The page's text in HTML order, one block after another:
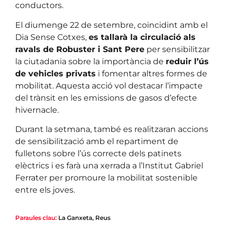
conductors.
El diumenge 22 de setembre, coincidint amb el
Dia Sense Cotxes, es tallarà la circulació als
ravals de Robuster i Sant Pere per sensibilitzar
la ciutadania sobre la importància de reduir l’ús
de vehicles privats i fomentar altres formes de
mobilitat. Aquesta acció vol destacar l’impacte
del trànsit en les emissions de gasos d’efecte
hivernacle.
Durant la setmana, també es realitzaran accions
de sensibilització amb el repartiment de
fulletons sobre l’ús correcte dels patinets
elèctrics i es farà una xerrada a l’Institut Gabriel
Ferrater per promoure la mobilitat sostenible
entre els joves.
Paraules clau: La Ganxeta, Reus